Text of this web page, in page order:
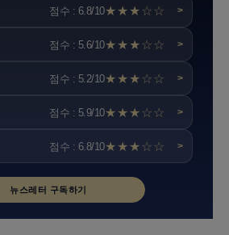
점수 : 6.8/10★★★☆☆ >
점수 : 5.6/10★★★☆☆ >
점수 : 5.2/10★★★☆☆ >
점수 : 5.9/10★★★☆☆ >
점수 : 6.8/10★★★☆☆ >
뉴스레터 구독하기